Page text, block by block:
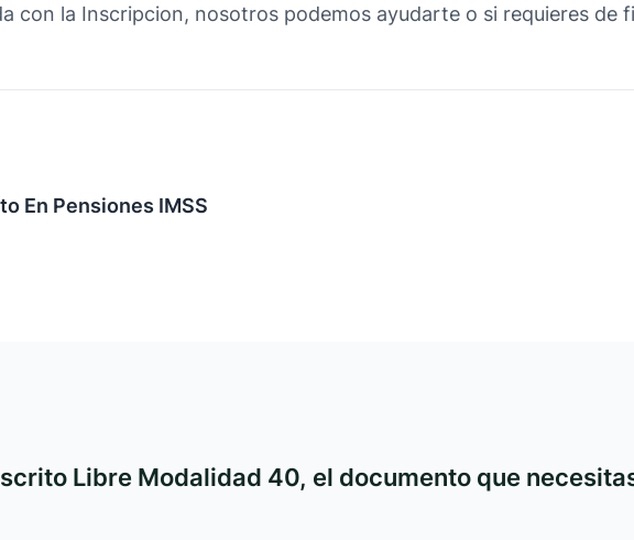
con la Inscripcion, nosotros podemos ayudarte o si requieres
En Pensiones IMSS
Libre Modalidad 40, el documento que